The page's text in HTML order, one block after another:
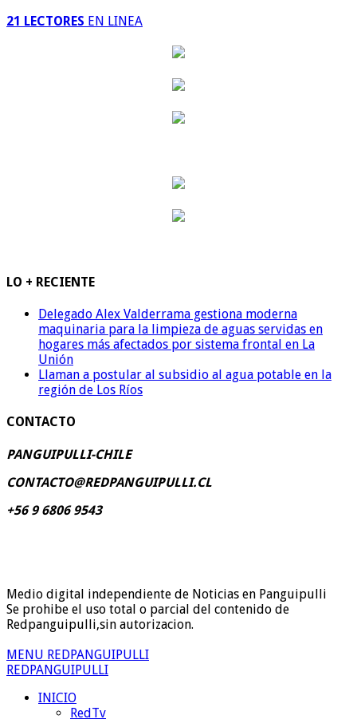
21 LECTORES EN LINEA
LO + RECIENTE
Delegado Alex Valderrama gestiona moderna
maquinaria para la limpieza de aguas servidas en
hogares más afectados por sistema frontal en La
Unión
Llaman a postular al subsidio al agua potable en la
región de Los Ríos
CONTACTO
PANGUIPULLI-CHILE
CONTACTO@REDPANGUIPULLI.CL
+56 9 6806 9543
Medio digital independiente de Noticias en Panguipulli
Se prohibe el uso total o parcial del contenido de
Redpanguipulli,sin autorizacion.
MENU REDPANGUIPULLI
REDPANGUIPULLI
INICIO
RedTv